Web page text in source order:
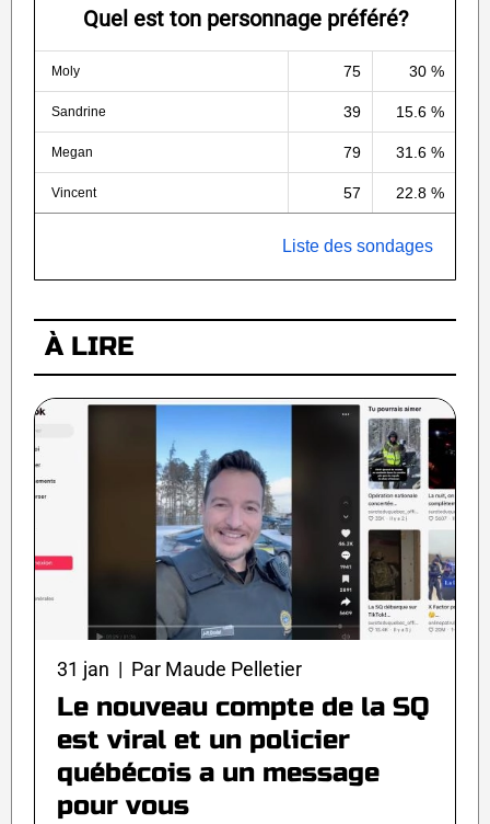
Quel est ton personnage préféré?
Moly 75 30 %
Sandrine 39 15.6 %
Megan 79 31.6 %
Vincent 57 22.8 %
Liste des sondages
À LIRE
31 jan | Par Maude Pelletier
Le nouveau compte de la SQ
est viral et un policier
québécois a un message
pour vous